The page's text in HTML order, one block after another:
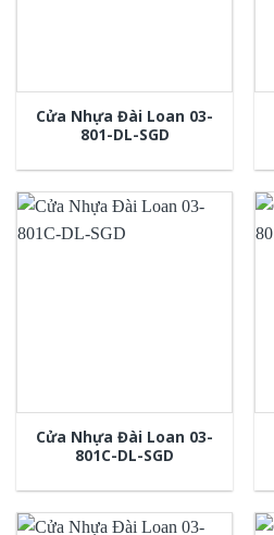
Cửa Nhựa Đài Loan 03-
801-DL-SGD
Cửa Nhựa Đài Loan 03-
801C-DL-SGD